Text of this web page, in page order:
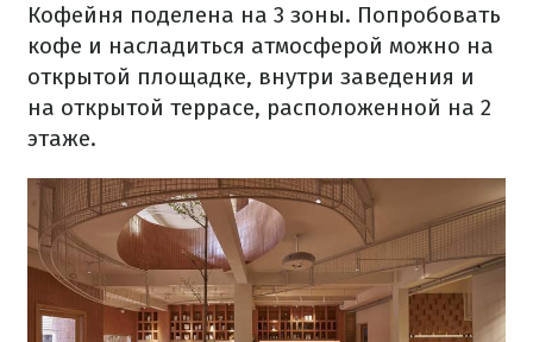
Кофейня поделена на 3 зоны. Попробовать
кофе и насладиться атмосферой можно на
открытой площадке, внутри заведения и
на открытой террасе, расположенной на 2
этаже.